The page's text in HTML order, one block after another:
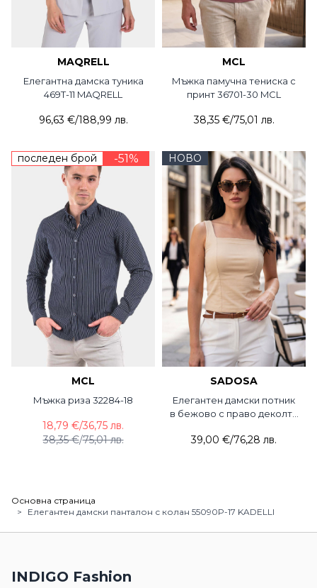
MAQRELL
Елегантна дамска туника
469T-11 MAQRELL
96,63 €/188,99 лв.
MCL
Мъжка памучна тениска с
принт 36701-30 MCL
38,35 €/75,01 лв.
последен брой -51%
MCL
Мъжка риза 32284-18
38,35 €/75,01 лв.
18,79 €/36,75 лв.
НОВО
SADOSA
Елегантен дамски потник
в бежово с право деколте
39,00 €/76,28 лв.
Основна страница
>
Елегантен дамски панталон с колан 55090P-17 KADELLI
INDIGO Fashion